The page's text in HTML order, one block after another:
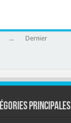
... Dernier
PRINCIPALES